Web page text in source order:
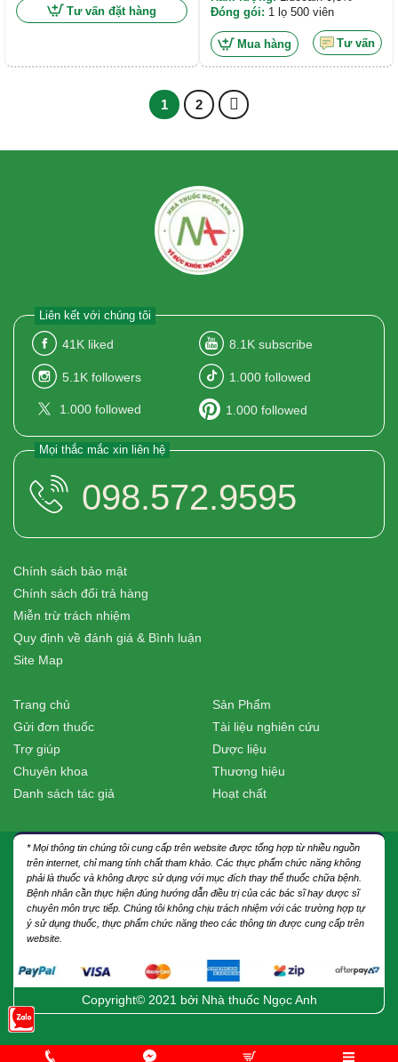
Tư vấn đặt hàng
Đóng gói: 1 lọ 500 viên
Mua hàng Tư vấn
1 2
Liên kết với chúng tôi
41K liked 8.1K subscribe
5.1K followers 1.000 followed
1.000 followed 1.000 followed
Mọi thắc mắc xin liên hệ
098.572.9595
Chính sách bảo mật
Chính sách đổi trả hàng
Miễn trừ trách nhiệm
Quy định về đánh giá & Bình luận
Site Map
Trang chủ
Gửi đơn thuốc
Trợ giúp
Chuyên khoa
Danh sách tác giả
Sản Phẩm
Tài liệu nghiên cứu
Dược liệu
Thương hiệu
Hoạt chất
* Mọi thông tin chúng tôi cung cấp trên website được tổng hợp từ nhiều nguồn
trên internet, chỉ mang tính chất tham khảo. Các thực phẩm chức năng không
phải là thuốc và không được sử dụng với mục đích thay thế thuốc chữa bệnh.
Bệnh nhân cần thực hiện đúng hướng dẫn điều trị của các bác sĩ hay dược sĩ
chuyên môn trực tiếp. Chúng tôi không chịu trách nhiệm với các trường hợp tự
ý sử dụng thuốc, thực phẩm chức năng theo các thông tin được cung cấp trên
website.
Copyright© 2021 bởi Nhà thuốc Ngọc Anh